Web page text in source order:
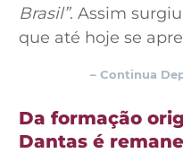
Brasil”. Assim
que até hoje se
– Continua
Da formação
Dantas é